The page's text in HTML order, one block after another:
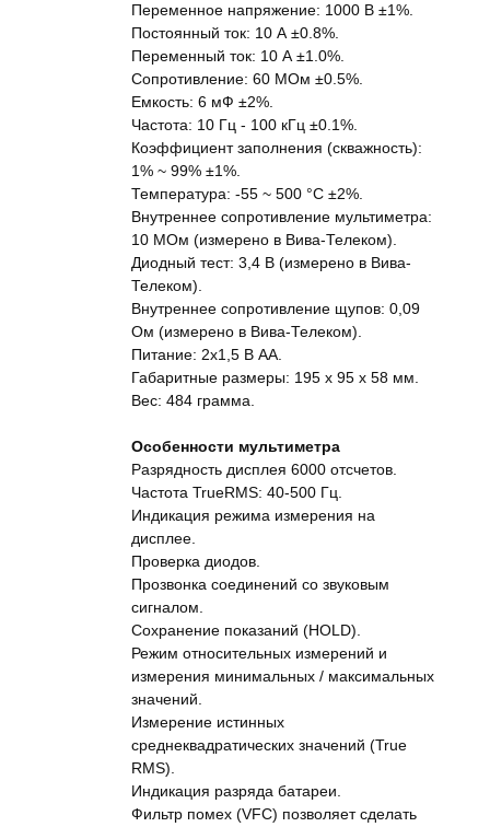
Переменное напряжение: 1000 В ±1%.
Постоянный ток: 10 А ±0.8%.
Переменный ток: 10 А ±1.0%.
Сопротивление: 60 МОм ±0.5%.
Емкость: 6 мФ ±2%.
Частота: 10 Гц - 100 кГц ±0.1%.
Коэффициент заполнения (скважность):
1% ~ 99% ±1%.
Температура: -55 ~ 500 °C ±2%.
Внутреннее сопротивление мультиметра:
10 МОм (измерено в Вива-Телеком).
Диодный тест: 3,4 В (измерено в Вива-
Телеком).
Внутреннее сопротивление щупов: 0,09
Ом (измерено в Вива-Телеком).
Питание: 2x1,5 В АА.
Габаритные размеры: 195 x 95 x 58 мм.
Вес: 484 грамма.
Особенности мультиметра
Разрядность дисплея 6000 отсчетов.
Частота TrueRMS: 40-500 Гц.
Индикация режима измерения на
дисплее.
Проверка диодов.
Прозвонка соединений со звуковым
сигналом.
Сохранение показаний (HOLD).
Режим относительных измерений и
измерения минимальных / максимальных
значений.
Измерение истинных
среднеквадратических значений (True
RMS).
Индикация разряда батареи.
Фильтр помех (VFC) позволяет сделать